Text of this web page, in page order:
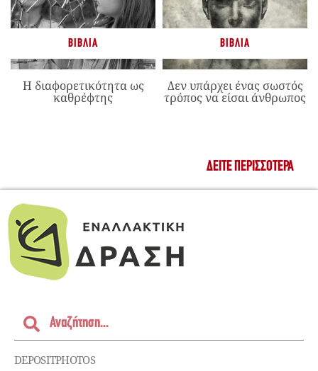
ΒΙΒΛΊΑ
Η διαφορετικότητα ως
καθρέφτης
ΒΙΒΛΊΑ
Δεν υπάρχει ένας σωστός
τρόπος να είσαι άνθρωπος
ΔΕΊΤΕ ΠΕΡΙΣΣΌΤΕΡΑ
DEPOSITPHOTOS